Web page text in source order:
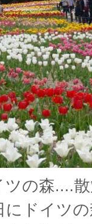
ツの森....
にドイツ